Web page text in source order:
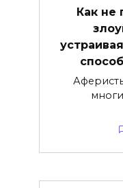
Как не